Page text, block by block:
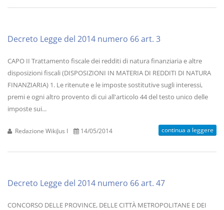
Decreto Legge del 2014 numero 66 art. 3
CAPO II Trattamento fiscale dei redditi di natura finanziaria e altre
disposizioni fiscali (DISPOSIZIONI IN MATERIA DI REDDITI DI NATURA
FINANZIARIA) 1. Le ritenute e le imposte sostitutive sugli interessi,
premi e ogni altro provento di cui all'articolo 44 del testo unico delle
imposte sui...
Redazione WikiJus I 14/05/2014 continua a leggere
Decreto Legge del 2014 numero 66 art. 47
CONCORSO DELLE PROVINCE, DELLE CITTÀ METROPOLITANE E DEI